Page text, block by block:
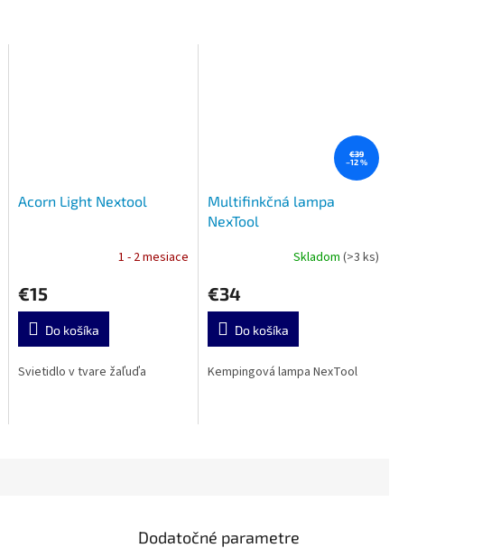
Acorn Light Nextool
1 - 2 mesiace
€15
Do košíka
Svietidlo v tvare žaľuďa
€39
–12 %
Multifinkčná lampa
NexTool
Skladom (>3 ks)
€34
Do košíka
Kempingová lampa NexTool
Dodatočné parametre